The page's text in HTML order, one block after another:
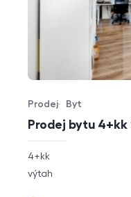
Prodej bytu 4+kk
Typ nabídky
Prodej
Typ nemovitosti
Byt
rozměry
dispozice
4+kk
funkce
výtah